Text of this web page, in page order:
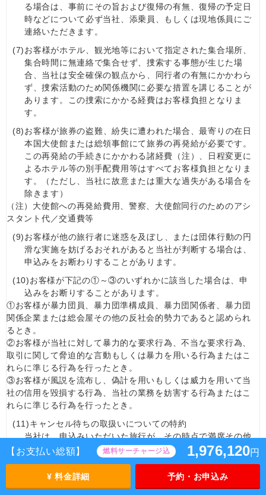
【お支払い総額】 燃料サーチャージ込 1,976,120円
¥ 料金詳細 予約・お申込み
る場合は、事前にその旨および復帰の有無、復帰の予定日
時などについて必ず当社、添乗員、もしくは現地係員にご
連絡いただきます。
(7)お客様がホテル、観光地等において指定された集合場所、
集合時間に無連絡で集合せず、捜索する事態が生じた場
合、当社は安全確保の観点から、同行者の有無にかかわら
ず、捜索活動のため関係機関に必要な措置を講じることが
あります。この捜索にかかる経費はお客様負担となりま
す。
(8)お客様が旅券の盗難、紛失に遭われた場合、最寄りの在日
本国大使館または総領事館にて旅券の再発給が必要です。
この再発給の手続きにかかわる諸経費（注）、日程変更に
よるホテル等の別手配費用等はすべてお客様負担となりま
す。（ただし、当社に故意または重大な過失がある場合を
除きます）
（注）大使館への再発給費用、警察、大使館同行のためのアシ
スタント代／交通費等
(9)お客様が他の旅行者に迷惑を及ぼし、または団体行動の円
滑な実施を妨げるおそれがあると当社が判断する場合は、
申込みをお断わりすることがあります。
(10)お客様が下記の①～③のいずれかに該当した場合は、申
込みをお断りすることがあります。
①お客様が暴力団員、暴力団準構成員、暴力団関係者、暴力団
関係企業または総会屋その他の反社会的勢力であると認められ
るとき。
②お客様が当社に対して暴力的な要求行為、不当な要求行為、
取引に関して脅迫的な言動もしくは暴力を用いる行為またはこ
れらに準じる行為を行ったとき。
③お客様が風説を流布し、偽計を用いもしくは威力を用いて当
社の信用を毀損する行為、当社の業務を妨害する行為またはこ
れらに準じる行為を行ったとき。
(11)キャンセル待ちの取扱いについての特約
当社は、申込みいただいた旅行が、その時点で満席その他
の理由で旅行契約を締結できない場合に、お客様の希望に
より、お客様と特約を交わし当社がお客様と旅行契約を締
結することができる状態になった時点で旅行契約が成立と
なる取扱い（以下「キャンセル待ちの取扱い」といいま